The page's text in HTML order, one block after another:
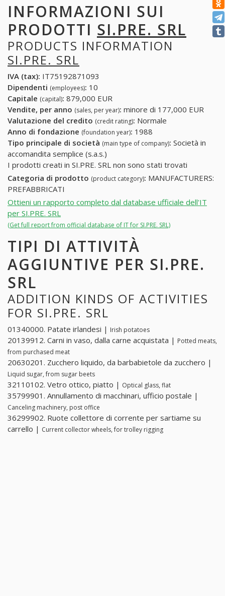
INFORMAZIONI SUI
PRODOTTI SI.PRE. SRL
PRODUCTS INFORMATION
SI.PRE. SRL
IVA (tax): IT75192871093
Dipendenti (employees): 10
Capitale (capital): 879,000 EUR
Vendite, per anno (sales, per year): minore di 177,000 EUR
Valutazione del credito (credit rating): Normale
Anno di fondazione (foundation year): 1988
Tipo principale di società (main type of company): Società in
accomandita semplice (s.a.s.)
I prodotti creati in SI.PRE. SRL non sono stati trovati
Categoria di prodotto (product category): MANUFACTURERS:
PREFABBRICATI
Ottieni un rapporto completo dal database ufficiale dell'IT
per SI.PRE. SRL
(Get full report from official database of IT for SI.PRE. SRL)
TIPI DI ATTIVITÀ
AGGIUNTIVE PER SI.PRE.
SRL
ADDITION KINDS OF ACTIVITIES
FOR SI.PRE. SRL
01340000. Patate irlandesi | Irish potatoes
20139912. Carni in vaso, dalla carne acquistata | Potted meats,
from purchased meat
20630201. Zucchero liquido, da barbabietole da zucchero |
Liquid sugar, from sugar beets
32110102. Vetro ottico, piatto | Optical glass, flat
35799901. Annullamento di macchinari, ufficio postale |
Canceling machinery, post office
36299902. Ruote collettore di corrente per sartiame su
carrello | Current collector wheels, for trolley rigging